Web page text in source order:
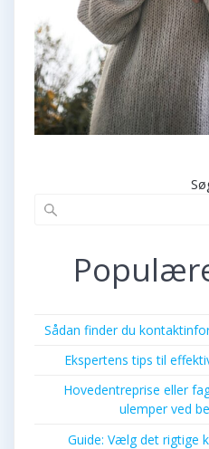
Sådan finder du
Ekspertens tips til
Hovedentreprise eller
ulemper ved
Guide: Vælg det rigtige